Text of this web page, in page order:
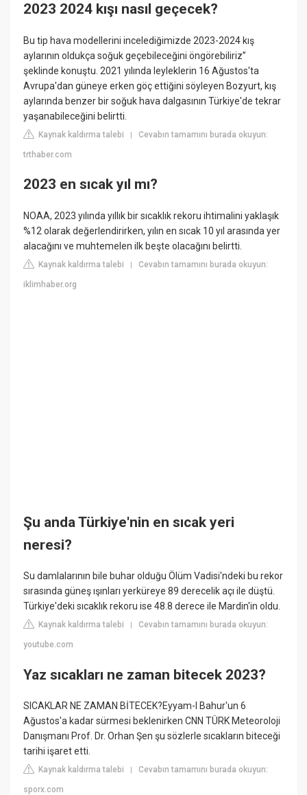
2023 2024 kışı nasıl geçecek?
Bu tip hava modellerini incelediğimizde 2023-2024 kış
aylarının oldukça soğuk geçebileceğini öngörebiliriz”
şeklinde konuştu. 2021 yılında leyleklerin 16 Ağustos'ta
Avrupa'dan güneye erken göç ettiğini söyleyen Bozyurt, kış
aylarında benzer bir soğuk hava dalgasının Türkiye'de tekrar
yaşanabileceğini belirtti.
Kaynak kaldırma talebi |Cevabın tamamını burada okuyun:
trthaber.com
2023 en sıcak yıl mı?
NOAA, 2023 yılında yıllık bir sıcaklık rekoru ihtimalini yaklaşık
%12 olarak değerlendirirken, yılın en sıcak 10 yıl arasında yer
alacağını ve muhtemelen ilk beşte olacağını belirtti.
Kaynak kaldırma talebi |Cevabın tamamını burada okuyun:
iklimhaber.org
Şu anda Türkiye'nin en sıcak yeri
neresi?
Su damlalarının bile buhar olduğu Ölüm Vadisi'ndeki bu rekor
sırasında güneş ışınları yerküreye 89 derecelik açı ile düştü.
Türkiye'deki sıcaklık rekoru ise 48.8 derece ile Mardin'in oldu.
Kaynak kaldırma talebi |Cevabın tamamını burada okuyun:
youtube.com
Yaz sıcakları ne zaman bitecek 2023?
SICAKLAR NE ZAMAN BİTECEK?Eyyam-I Bahur'un 6
Ağustos'a kadar sürmesi beklenirken CNN TÜRK Meteoroloji
Danışmanı Prof. Dr. Orhan Şen şu sözlerle sıcakların biteceği
tarihi işaret etti.
Kaynak kaldırma talebi |Cevabın tamamını burada okuyun:
sporx.com